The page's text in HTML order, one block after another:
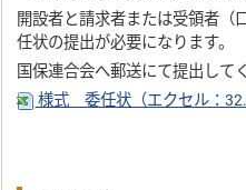
開設者と請求者または受領者（
任状の提出が必要になります。
国保連合会へ郵送にて提出して
様式＿委任状（エクセル：